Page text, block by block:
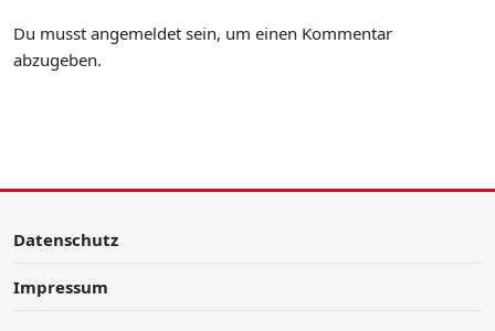
Du musst angemeldet sein, um einen Kommentar
abzugeben.
Datenschutz
Impressum